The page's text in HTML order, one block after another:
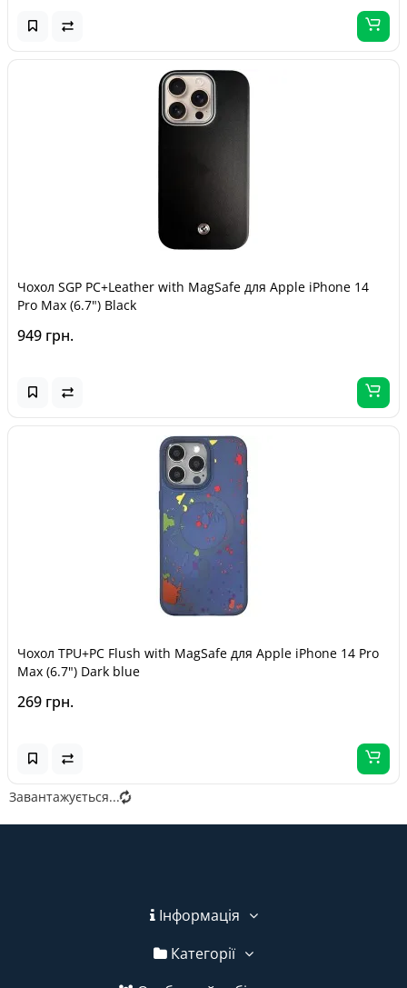
Чохол SGP PC+Leather with MagSafe для Apple iPhone 14
Pro Max (6.7") Black
949 грн.
Чохол TPU+PC Flush with MagSafe для Apple iPhone 14 Pro
Max (6.7") Dark blue
269 грн.
Завантажується...
Інформація
Категорії